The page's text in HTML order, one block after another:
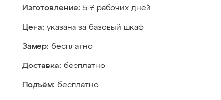
Изготовление: 5-7 рабочих дней
Цена: указана за базовый шкаф
Замер: бесплатно
Доставка: бесплатно
Подъём: бесплатно